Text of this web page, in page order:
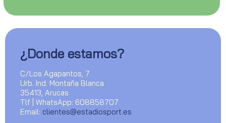
¿Donde estamos?
C/Los Agapantos, 7
Urb. Ind. Montaña Blanca
35413, Arucas
Tlf | WhatsApp: 608858707
Email: clientes@estadiosport.es